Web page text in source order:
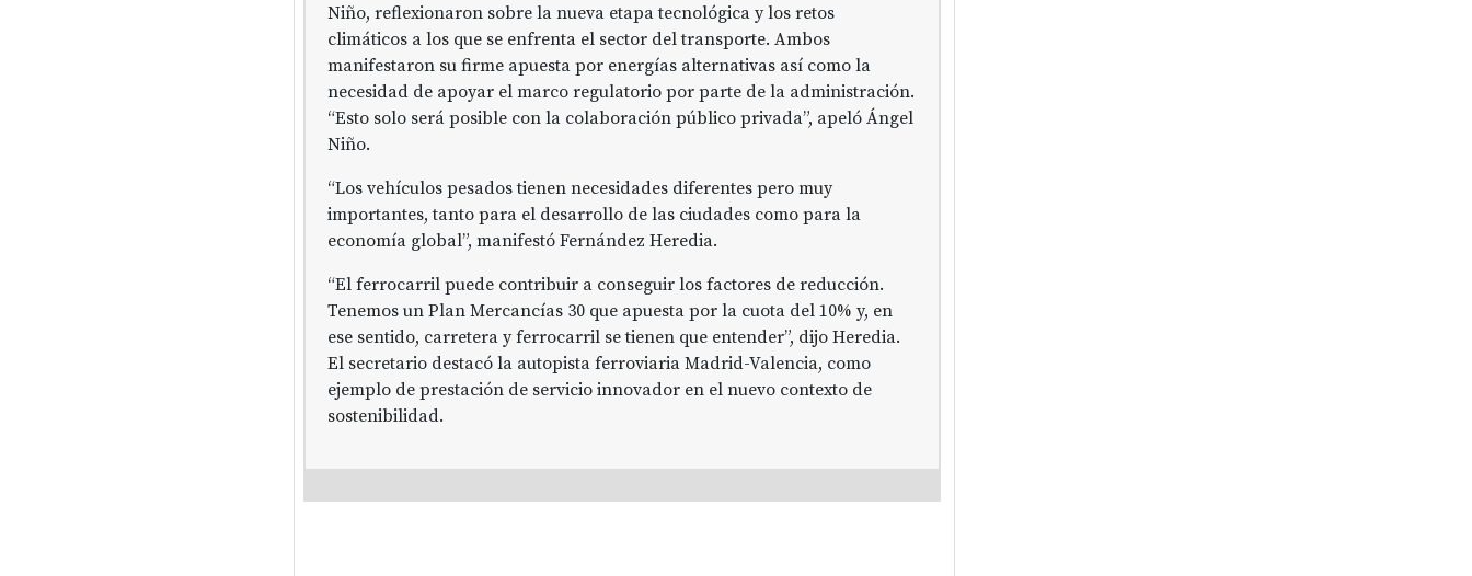
Niño, reflexionaron sobre la nueva etapa tecnológica y los retos
climáticos a los que se enfrenta el sector del transporte. Ambos
manifestaron su firme apuesta por energías alternativas así como la
necesidad de apoyar el marco regulatorio por parte de la administración.
“Esto solo será posible con la colaboración público privada”, apeló Ángel
Niño.
“Los vehículos pesados tienen necesidades diferentes pero muy
importantes, tanto para el desarrollo de las ciudades como para la
economía global”, manifestó Fernández Heredia.
“El ferrocarril puede contribuir a conseguir los factores de reducción.
Tenemos un Plan Mercancías 30 que apuesta por la cuota del 10% y, en
ese sentido, carretera y ferrocarril se tienen que entender”, dijo Heredia.
El secretario destacó la autopista ferroviaria Madrid-Valencia, como
ejemplo de prestación de servicio innovador en el nuevo contexto de
sostenibilidad.